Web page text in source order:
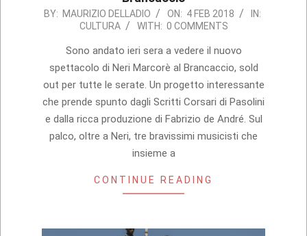
2018-
BY: MAURIZIO DELLADIO ON: 4 FEB 2018
IN:
CULTURA
WITH: 0 COMMENTS
Sono andato ieri sera a vedere il nuovo
spettacolo di Neri Marcorè al Brancaccio, sold
out per tutte le serate. Un progetto interessante
che prende spunto dagli Scritti Corsari di Pasolini
e dalla ricca produzione di Fabrizio de André. Sul
palco, oltre a Neri, tre bravissimi musicisti che
insieme a
CONTINUE READING